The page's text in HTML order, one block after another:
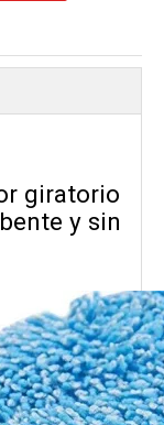
giratorio
y sin